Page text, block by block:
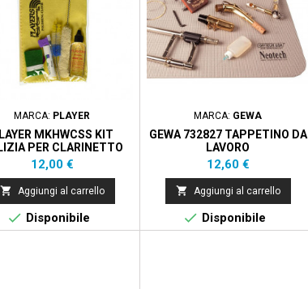
MARCA: PLAYER
MKHWCSS KIT
PER CLARINETTO
Prezzo
12,00 €
 Aggiungi al carrello
 Disponibile
MARCA: GEWA
GEWA 732827 TAPPETINO DA
LAVORO
Prezzo
12,60 €
 Aggiungi al carrello
 Disponibile